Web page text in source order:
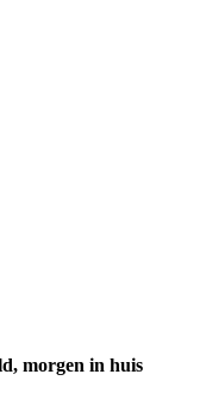
morgen in huis